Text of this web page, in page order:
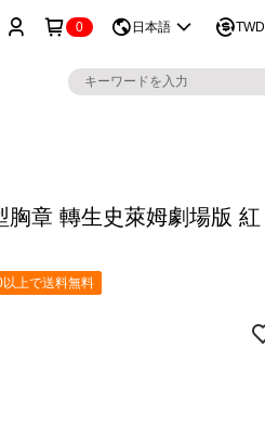
0 日本語 TWD
胸章 轉生史萊姆劇場版 紅
上で送料無料